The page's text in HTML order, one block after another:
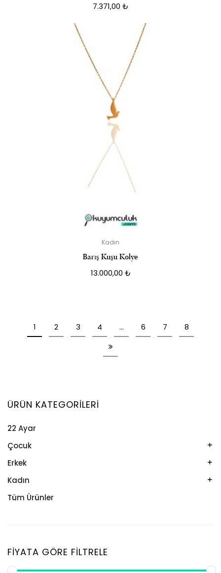
7.371,00 ₺
Kadın
Barış Kuşu Kolye
13.000,00 ₺
1 2 3 4 … 6 7 8
ÜRÜN KATEGORILERI
22 Ayar
Çocuk
Kelepçe
Kolye
Künye
Erkek
Kelepçe
Künye
Kadın
Bileklik
Tüm Ürünler
FIYATA GÖRE FILTRELE